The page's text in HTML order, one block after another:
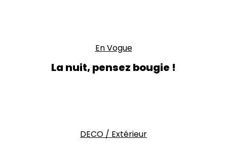
En Vogue
La nuit, pensez bougie !
DECO / Extérieur